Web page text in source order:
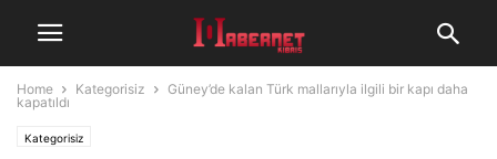
Home Kategorisiz
Güney’de kalan Türk mallarıyla ilgili bir kapı daha
kapatıldı
Kategorisiz